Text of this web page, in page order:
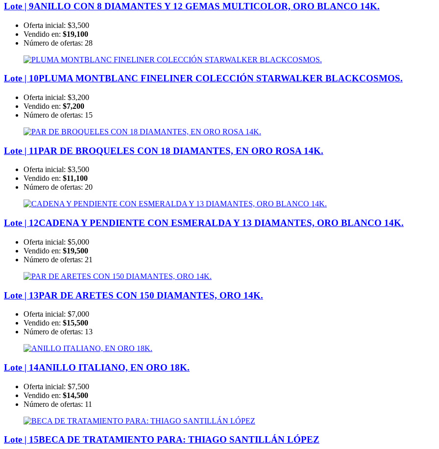
Lote | 9ANILLO CON 8 DIAMANTES Y 12 GEMAS MULTICOLOR, ORO BLANCO 14K.
Oferta inicial: $3,500
Vendido en: $19,100
Número de ofertas: 28
Lote | 10PLUMA MONTBLANC FINELINER COLECCIÓN STARWALKER BLACKCOSMOS.
Oferta inicial: $3,200
Vendido en: $7,200
Número de ofertas: 15
Lote | 11PAR DE BROQUELES CON 18 DIAMANTES, EN ORO ROSA 14K.
Oferta inicial: $3,500
Vendido en: $11,100
Número de ofertas: 20
Lote | 12CADENA Y PENDIENTE CON ESMERALDA Y 13 DIAMANTES, ORO BLANCO 14K.
Oferta inicial: $5,000
Vendido en: $19,500
Número de ofertas: 21
Lote | 13PAR DE ARETES CON 150 DIAMANTES, ORO 14K.
Oferta inicial: $7,000
Vendido en: $15,500
Número de ofertas: 13
Lote | 14ANILLO ITALIANO, EN ORO 18K.
Oferta inicial: $7,500
Vendido en: $14,500
Número de ofertas: 11
Lote | 15BECA DE TRATAMIENTO PARA: THIAGO SANTILLÁN LÓPEZ